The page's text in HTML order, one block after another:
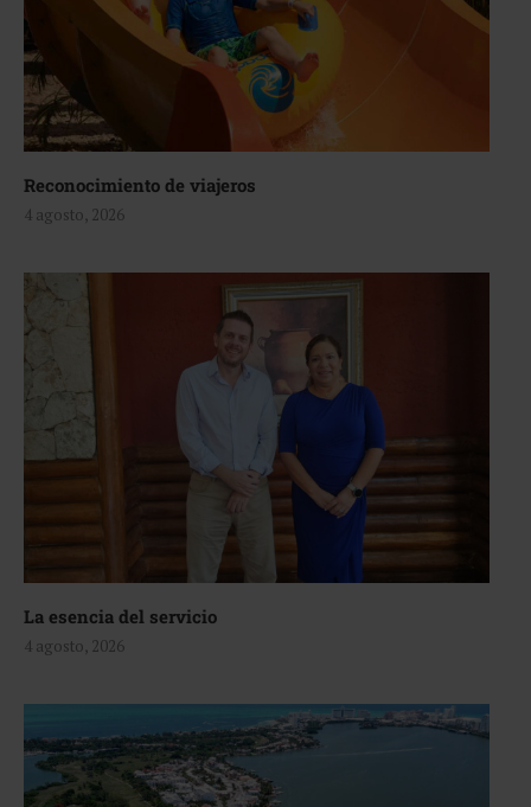
Reconocimiento de viajeros
4 agosto, 2026
La esencia del servicio
4 agosto, 2026